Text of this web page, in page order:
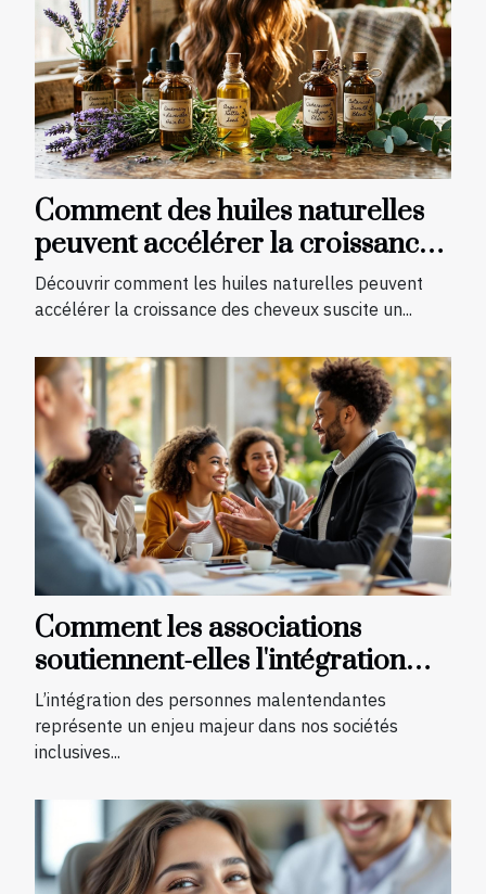
Comment des huiles naturelles
peuvent accélérer la croissance
des cheveux ?
Découvrir comment les huiles naturelles peuvent
accélérer la croissance des cheveux suscite un...
Comment les associations
soutiennent-elles l'intégration
des malentendants ?
L’intégration des personnes malentendantes
représente un enjeu majeur dans nos sociétés
inclusives...